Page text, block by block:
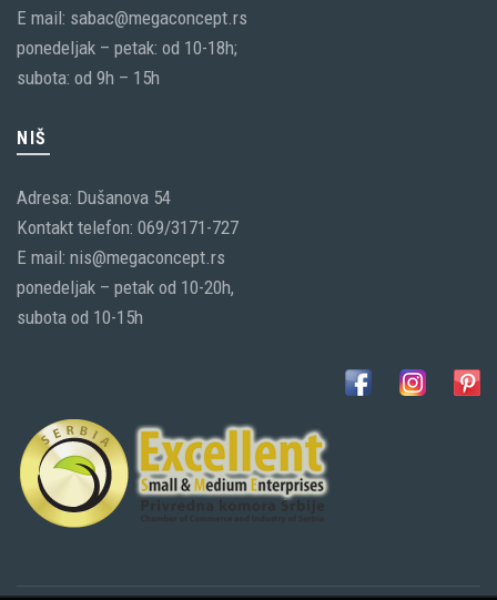
E mail: sabac@megaconcept.rs
ponedeljak – petak: od 10-18h;
subota: od 9h – 15h
NIŠ
Adresa: Dušanova 54
Kontakt telefon: 069/3171-727
E mail: nis@megaconcept.rs
ponedeljak – petak od 10-20h,
subota od 10-15h